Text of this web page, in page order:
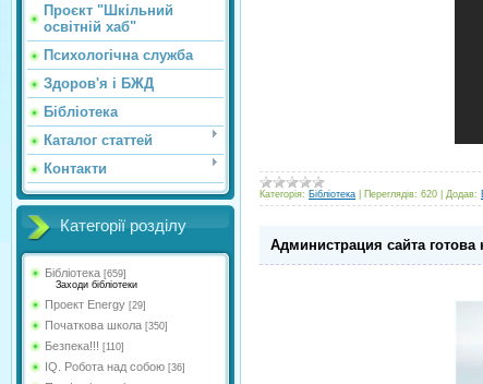
Проєкт "Шкільний
освітній хаб"
Психологічна служба
Здоров'я і БЖД
Бібліотека
Каталог статтей
Контакти
Категорії розділу
Бібліотека [659]
Заходи бібліотеки
Проект Energy [29]
Початкова школа [350]
Безпека!!! [110]
IQ. Робота над собою [36]
Категорія: Бібліотека Переглядів: 620 Додав:
Администрация сайта